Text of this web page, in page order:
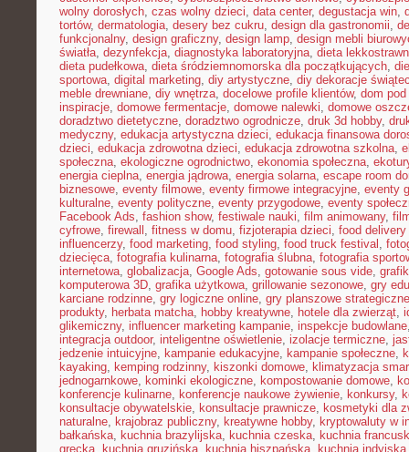
wolny dorosłych, czas wolny dzieci, data center, degustacja win,
tortów, dermatologia, desery bez cukru, design dla gastronomii,
funkcjonalny, design graficzny, design lamp, design mebli
światła, dezynfekcja, diagnostyka laboratoryjna, dieta
dieta pudełkowa, dieta śródziemnomorska dla początkujących,
sportowa, digital marketing, diy artystyczne, diy dekoracje
meble drewniane, diy wnętrza, docelowe profile klientów, dom
inspiracje, domowe fermentacje, domowe nalewki, domowe
doradztwo dietetyczne, doradztwo ogrodnicze, druk 3d hobby,
medyczny, edukacja artystyczna dzieci, edukacja finansowa
dzieci, edukacja zdrowotna dzieci, edukacja zdrowotna szkolna,
społeczna, ekologiczne ogrodnictwo, ekonomia społeczna,
energia cieplna, energia jądrowa, energia solarna, escape room
biznesowe, eventy filmowe, eventy firmowe integracyjne, eventy
kulturalne, eventy polityczne, eventy przygodowe, eventy
Facebook Ads, fashion show, festiwale nauki, film animowany,
cyfrowe, firewall , fitness w domu, fizjoterapia dzieci, food delivery
influencerzy, food marketing, food styling, food truck festival ,
dziecięca, fotografia kulinarna, fotografia ślubna, fotografia
internetowa, globalizacja, Google Ads, gotowanie sous vide,
komputerowa 3D, grafika użytkowa, grillowanie sezonowe, gry
karciane rodzinne, gry logiczne online, gry planszowe strategiczne
produkty, herbata matcha, hobby kreatywne, hotele dla zwierząt,
glikemiczny, influencer marketing kampanie, inspekcje budowlane
integracja outdoor, inteligentne oświetlenie, izolacje termiczne,
jedzenie intuicyjne, kampanie edukacyjne, kampanie społeczne,
kayaking, kemping rodzinny, kiszonki domowe, klimatyzacja
jednogarnkowe, kominki ekologiczne, kompostowanie domowe,
konferencje kulinarne, konferencje naukowe żywienie, konkursy,
konsultacje obywatelskie, konsultacje prawnicze, kosmetyki dla
naturalne, krajobraz publiczny, kreatywne hobby, kryptowaluty w
bałkańska, kuchnia brazylijska, kuchnia czeska, kuchnia
grecka, kuchnia gruzińska, kuchnia hiszpańska, kuchnia indyjska